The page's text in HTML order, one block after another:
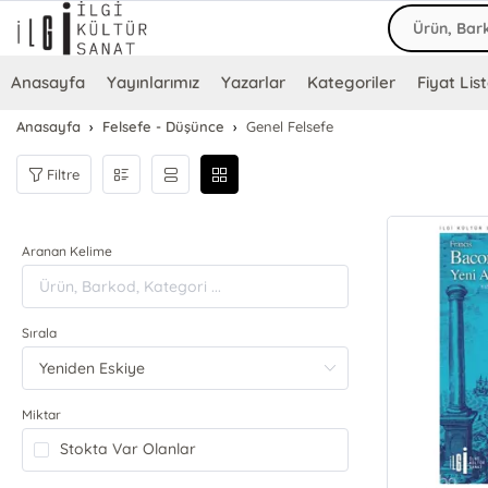
Anasayfa Yayınlarımız Yazarlar Kategoriler Fiyat
Anasayfa Felsefe - Düşünce Genel Felsefe
Filtre
Aranan Kelime
Sırala
Miktar
Stokta Var Olanlar